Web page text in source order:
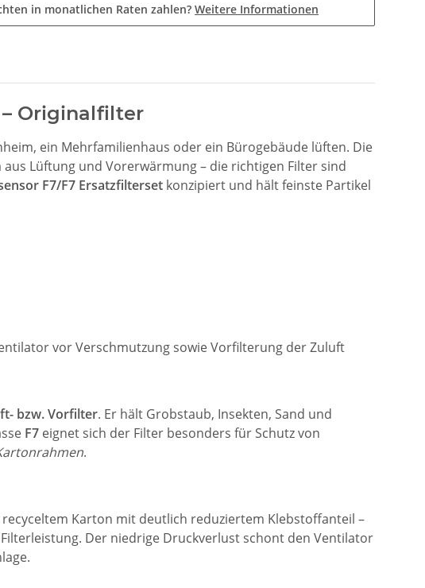
in monatlichen Raten zahlen? Weitere Informationen
– Originalfilter
ein Mehrfamilienhaus oder ein Bürogebäude lüften. Die
Lüftung und Vorerwärmung – die richtigen Filter sind
F7/F7 Ersatzfilterset konzipiert und hält feinste Partikel
vor Verschmutzung sowie Vorfilterung der Zuluft
bzw. Vorfilter. Er hält Grobstaub, Insekten, Sand und
F7 eignet sich der Filter besonders für Schutz von
.
Karton mit deutlich reduziertem Klebstoffanteil –
Der niedrige Druckverlust schont den Ventilator